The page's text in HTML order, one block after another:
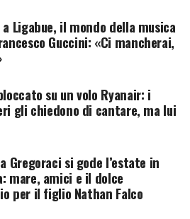
a Ligabue, il mondo della musica
Guccini: «Ci mancherai,
su un volo Ryanair: i
gli chiedono di cantare, ma lui
Gregoraci si gode l’estate in
mare, amici e il dolce
per il figlio Nathan Falco